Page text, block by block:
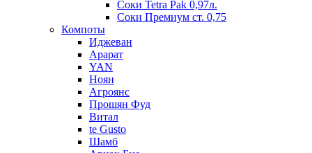
Соки Tetra Pak 0,97л.
Соки Премиум ст. 0,75
Компоты
Иджеван
Арарат
YAN
Ноян
Агроянс
Прошян Фуд
Витал
te Gusto
Шамб